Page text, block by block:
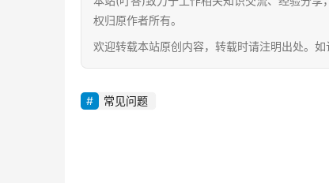
权归原作者所有。
欢迎转载本站原创内容，转载时请注明出处。
常见问题